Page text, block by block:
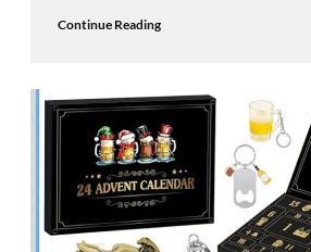
Continue Reading